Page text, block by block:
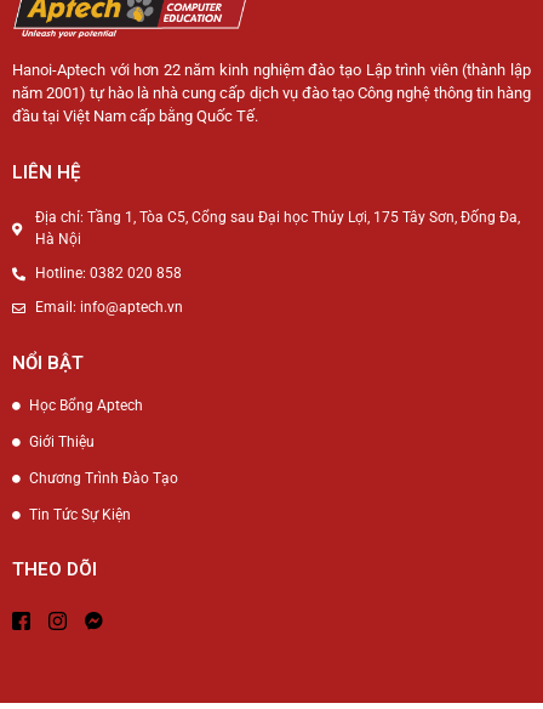
Hanoi-Aptech với hơn 22 năm kinh nghiệm đào tạo Lập trình viên (thành lập
năm 2001) tự hào là nhà cung cấp dịch vụ đào tạo Công nghệ thông tin hàng
đầu tại Việt Nam cấp bằng Quốc Tế.
LIÊN HỆ
Địa chỉ: Tầng 1, Tòa C5, Cổng sau Đại học Thủy Lợi, 175 Tây Sơn, Đống Đa,
Hà Nội
Hotline: 0382 020 858
Email: info@aptech.vn
NỔI BẬT
Học Bổng Aptech
Giới Thiệu
Chương Trình Đào Tạo
Tin Tức Sự Kiện
THEO DÕI